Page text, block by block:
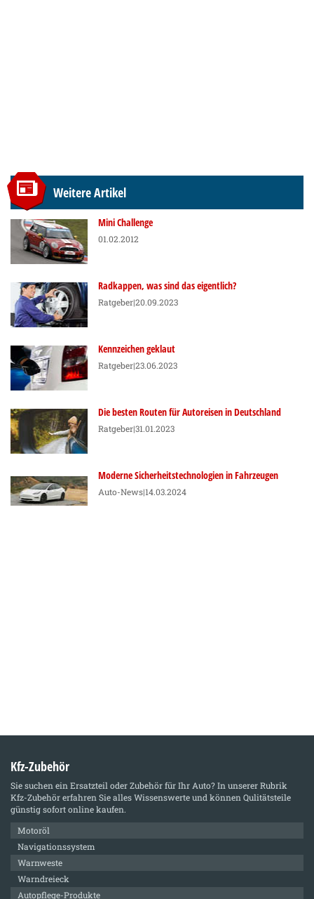
Weitere Artikel
Mini Challenge
01.02.2012
Radkappen, was sind das eigentlich?
Ratgeber|20.09.2023
Kennzeichen geklaut
Ratgeber|23.06.2023
Die besten Routen für Autoreisen in Deutschland
Ratgeber|31.01.2023
Moderne Sicherheitstechnologien in Fahrzeugen
Auto-News|14.03.2024
Kfz-Zubehör
Sie suchen ein Ersatzteil oder Zubehör für Ihr Auto? In unserer Rubrik
Kfz-Zubehörerfahren Sie alles Wissenswerte und können Qulitätsteile
günstig sofort online kaufen.
Motoröl
Navigationssystem
Warnweste
Warndreieck
Autopflege-Produkte